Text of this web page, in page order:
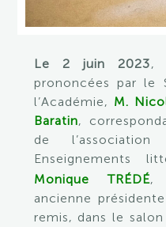
Le 2 juin 2023,
prononcées par le
l’Académie, M.
Baratin,
de
Enseignements
Monique TRÉDÉ,
ancienne
remis, dans le